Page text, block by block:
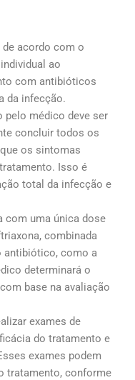
de acordo com o
ao
com antibióticos
da infecção.
pelo médico deve ser
concluir todos os
os sintomas
Isso é
total da infecção e
com uma única dose
combinada
antibiótico, como a
determinará o
base na avaliação
exames de
do tratamento e
exames podem
tratamento, conforme